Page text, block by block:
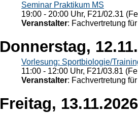
Seminar Praktikum MS
19:00 - 20:00 Uhr, F21/02.31
Veranstalter: Fachvertretung
Donnerstag,
Vorlesung: Sportbiologie/
11:00 - 12:00 Uhr, F21/03.81
Veranstalter: Fachvertretung
Freitag, 13.11.2026